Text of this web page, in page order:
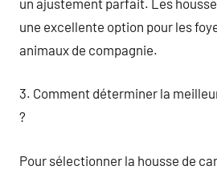
une excellente option pour les
animaux de compagnie.
3. Comment déterminer la
?
Pour sélectionner la housse de